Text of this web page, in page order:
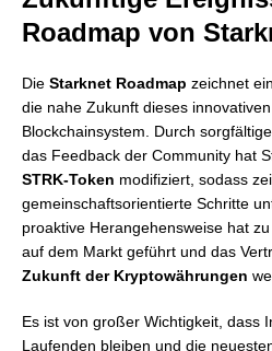
Roadmap von
Die Starknet Roadmap zeichnet
die nahe Zukunft dieses
Blockchainsystem. Durch
das Feedback der Community hat
STRK-Token modifiziert, sodass
gemeinschaftsorientierte Schritte
proaktive Herangehensweise hat
auf dem Markt geführt und das
Zukunft der Kryptowährungen
Es ist von großer Wichtigkeit, dass
Laufenden bleiben und die